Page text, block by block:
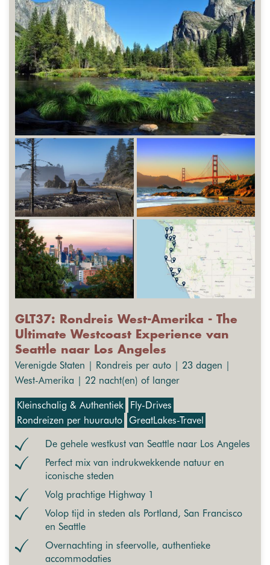
GLT37: Rondreis West-Amerika - The
Ultimate Westcoast Experience van
Seattle naar Los Angeles
Verenigde Staten | Rondreis per auto | 23 dagen |
West-Amerika | 22 nacht(en) of langer
Kleinschalig & Authentiek
Fly-Drives
Rondreizen per huurauto GreatLakes-Travel
De gehele westkust van Seattle naar Los Angeles
Perfect mix van indrukwekkende natuur en
iconische steden
Volg prachtige Highway 1
Volop tijd in steden als Portland, San Francisco
en Seattle
Overnachting in sfeervolle, authentieke
accommodaties